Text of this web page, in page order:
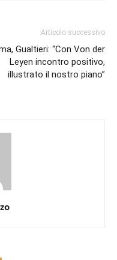
Articolo successivo
Gualtieri: “Con Von der
Leyen incontro positivo,
illustrato il nostro piano”